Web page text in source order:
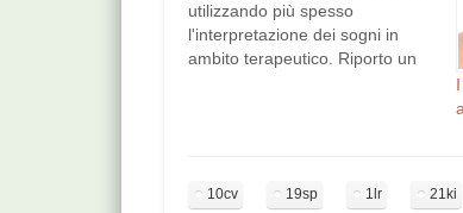
utilizzando più spesso
l'interpretazione dei sogni in
ambito terapeutico. Riporto un
pollachiuria polipi nasali tossetta
10cv 19sp 1lr 21ki